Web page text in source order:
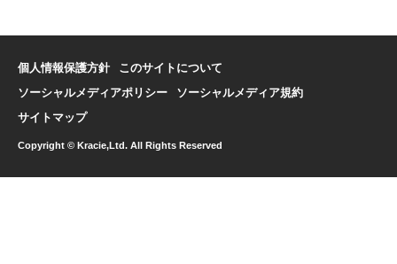
個人情報保護方針
このサイトについて
ソーシャルメディアポリシー
ソーシャルメディア規約
サイトマップ
Copyright © Kracie,Ltd. All Rights Reserved